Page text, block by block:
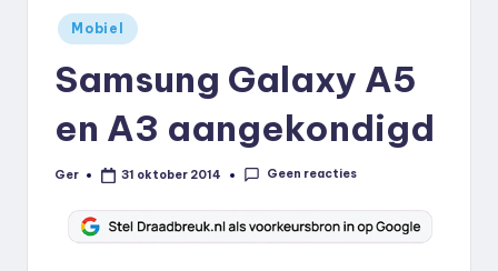
Geplaatst
in
Mobiel
Samsung Galaxy A5
en A3 aangekondigd
Geplaatst
Ger 31 oktober 2014 Geen reacties